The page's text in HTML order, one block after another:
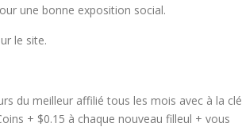
une bonne exposition social.
le site.
du meilleur affilié tous les mois avec à la clé
+ $0.15 à chaque nouveau filleul + vous